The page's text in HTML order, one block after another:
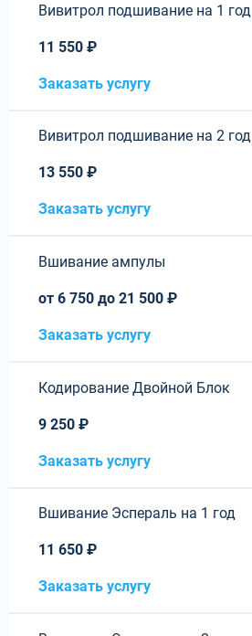
Вивитрол подшивание на 1 год
11 550 ₽
Заказать услугу
Вивитрол подшивание на 2 год
13 550 ₽
Заказать услугу
Вшивание ампулы
от 6 750 до 21 500 ₽
Заказать услугу
Кодирование Двойной Блок
9 250 ₽
Заказать услугу
Вшивание Эспераль на 1 год
11 650 ₽
Заказать услугу